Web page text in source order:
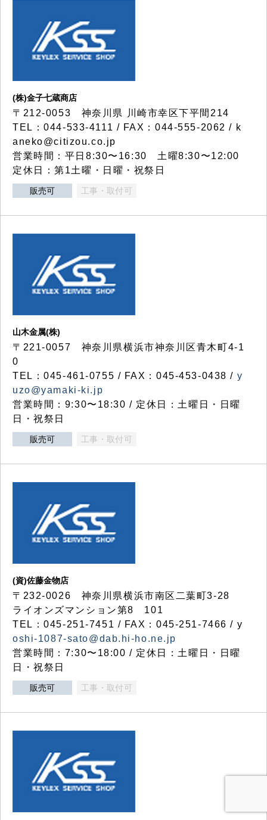
(株)金子七蔵商店
〒212-0053 神奈川県 川崎市幸区下平間214
TEL：044-533-4111 / FAX：044-555-2062 / k
aneko@citizou.co.jp
営業時間：平日8:30〜16:30 土曜8:30〜12:00
定休日：第1土曜・日曜・祝祭日
販売可 工事・取付可
山木金属(株)
〒221-0057 神奈川県横浜市神奈川区青木町4-1
0
TEL：045-461-0755 / FAX：045-453-0438 / y
uzo@yamaki-ki.jp
営業時間：9:30〜18:30 / 定休日：土曜日・日曜
日・祝祭日
販売可 工事・取付可
(資)佐藤金物店
〒232-0026 神奈川県横浜市南区二葉町3-28
ライオンズマンション第8 101
TEL：045-251-7451 / FAX：045-251-7466 / y
oshi-1087-sato@dab.hi-ho.ne.jp
営業時間：7:30〜18:00 / 定休日：土曜日・日曜
日・祝祭日
販売可 工事・取付可